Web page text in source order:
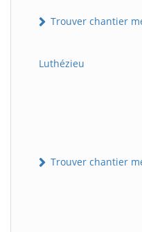
Trouver chantier
Luthézieu
Trouver chantier